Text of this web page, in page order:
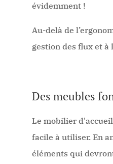
évidemment !
Au-delà de
gestion des flux et
Des meubles
Le mobilier
facile à utiliser. En
éléments qui